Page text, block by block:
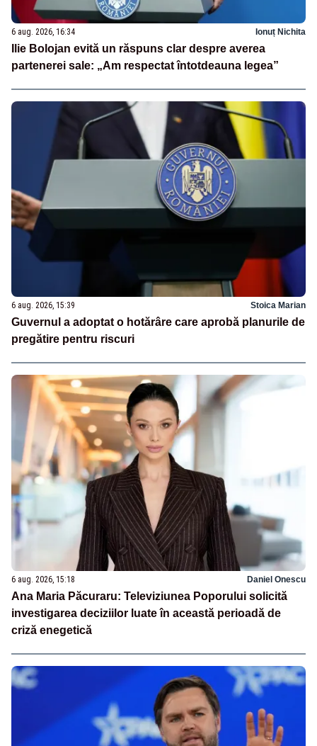
6 aug. 2026, 16:34 Ionuț Nichita
Ilie Bolojan evită un răspuns clar despre averea
partenerei sale: „Am respectat întotdeauna legea”
6 aug. 2026, 15:39 Stoica Marian
Guvernul a adoptat o hotărâre care aprobă planurile de
pregătire pentru riscuri
6 aug. 2026, 15:18 Daniel Onescu
Ana Maria Păcuraru: Televiziunea Poporului solicită
investigarea deciziilor luate în această perioadă de
criză enegetică